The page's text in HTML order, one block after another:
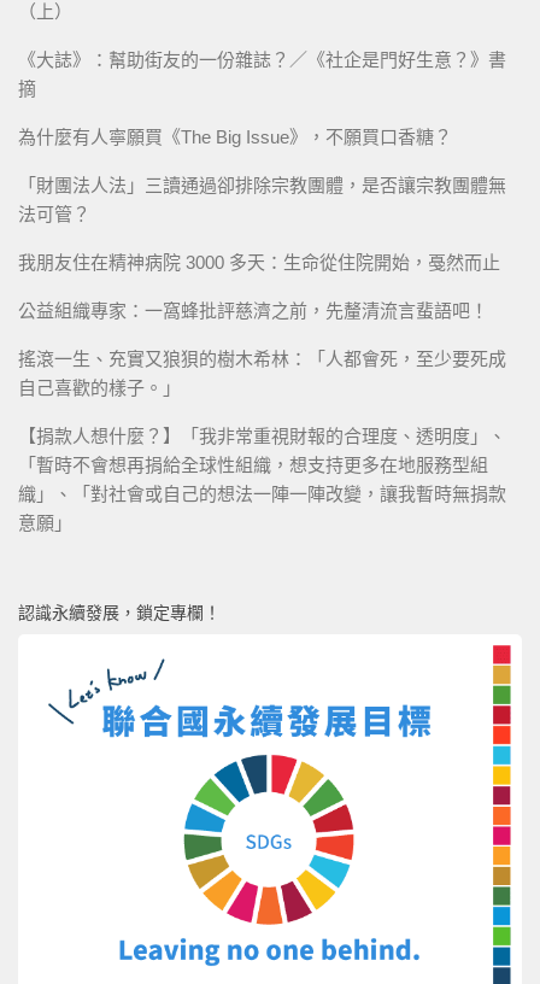
（上）
《大誌》：幫助街友的一份雜誌？／《社企是門好生意？》書
摘
為什麼有人寧願買《The Big Issue》，不願買口香糖？
「財團法人法」三讀通過卻排除宗教團體，是否讓宗教團體無
法可管？
我朋友住在精神病院 3000 多天：生命從住院開始，戞然而止
公益組織專家：一窩蜂批評慈濟之前，先釐清流言蜚語吧！
搖滾一生、充實又狼狽的樹木希林：「人都會死，至少要死成
自己喜歡的樣子。」
【捐款人想什麼？】「我非常重視財報的合理度、透明度」、
「暫時不會想再捐給全球性組織，想支持更多在地服務型組
織」、「對社會或自己的想法一陣一陣改變，讓我暫時無捐款
意願」
認識永續發展，鎖定專欄！